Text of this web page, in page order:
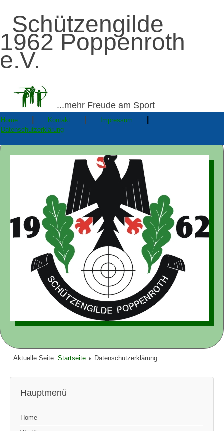
Schützengilde
1962 Poppenroth
e.V.
...mehr Freude am Sport
Home Kontakt Impressum
Datenschutzerklärung
Aktuelle Seite: Startseite Datenschutzerklärung
Hauptmenü
Home